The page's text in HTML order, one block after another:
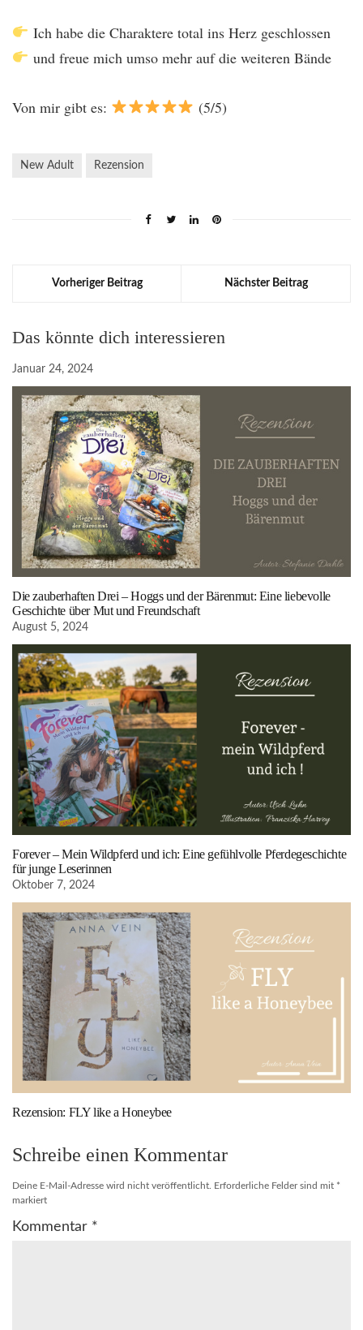
Ich habe die Charaktere total ins Herz geschlossen
und freue mich umso mehr auf die weiteren Bände
Von mir gibt es: (5/5)
New Adult Rezension
Vorheriger Beitrag Nächster Beitrag
Das könnte dich interessieren
Januar 24, 2024
Die zauberhaften Drei – Hoggs und der Bärenmut: Eine liebevolle
Geschichte über Mut und Freundschaft
August 5, 2024
Forever – Mein Wildpferd und ich: Eine gefühlvolle Pferdegeschichte
für junge Leserinnen
Oktober 7, 2024
Rezension: FLY like a Honeybee
Schreibe einen Kommentar
Deine E-Mail-Adresse wird nicht veröffentlicht. Erforderliche Felder sind mit *
markiert
Kommentar *